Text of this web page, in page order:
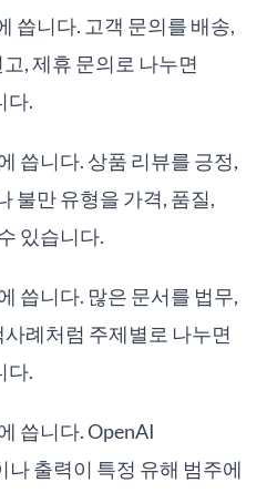
씁니다. 고객 문의를 배송,
, 제휴 문의로 나누면
다.
씁니다. 상품 리뷰를 긍정,
불만 유형을 가격, 품질,
있습니다.
씁니다. 많은 문서를 법무,
례처럼 주제별로 나누면
다.
씁니다. OpenAI
출력이 특정 유해 범주에